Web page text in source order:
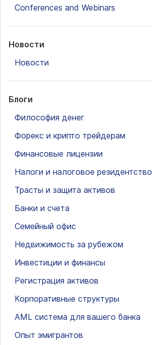
Conferences and Webinars
Новости
Новости
Блоги
Философия денег
Форекс и крипто трейдерам
Финансовые лицензии
Налоги и налоговое резидентство
Трасты и защита активов
Банки и счета
Семейный офис
Недвижимость за рубежом
Инвестиции и финансы
Регистрация активов
Корпоративные структуры
AML система для вашего банка
Опыт эмигрантов